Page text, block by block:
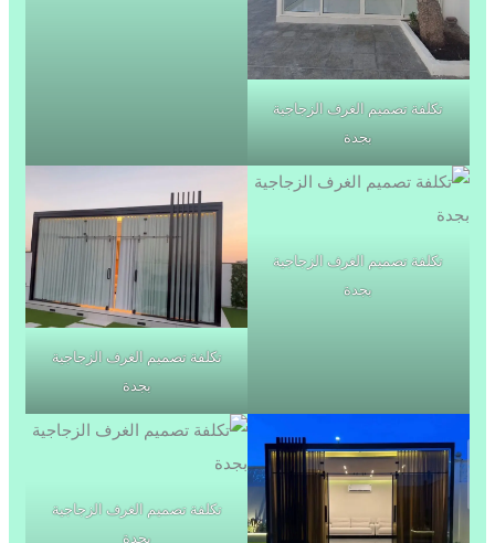
تكلفة تصميم الغرف الزجاجية
بجدة
تكلفة تصميم الغرف الزجاجية
بجدة
تكلفة تصميم الغرف الزجاجية
بجدة
تكلفة تصميم الغرف الزجاجية
بجدة